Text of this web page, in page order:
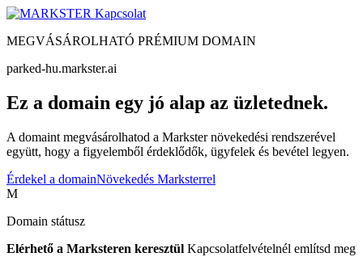
Kapcsolat
MEGVÁSÁROLHATÓ PRÉMIUM DOMAIN
parked-hu.markster.ai
Ez a domain egy jó alap az üzletednek.
A domaint megvásárolhatod a Markster növekedési rendszerével
együtt, hogy a figyelemből érdeklődők, ügyfelek és bevétel legyen.
Érdekel a domainNövekedés Marksterrel
M
Domain státusz
Elérhető a Marksteren keresztül Kapcsolatfelvételnél említsd meg